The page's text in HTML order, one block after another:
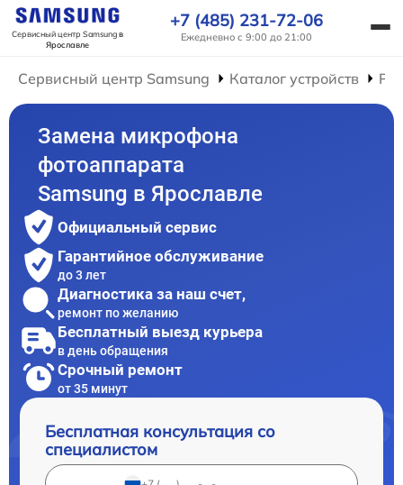
Сервисный центр Samsungв
Ярославле
+7 (485) 231-72-06
Ежедневно с 9:00 до 21:00
Сервисный центр Samsung Каталог устройств
Замена микрофона
фотоаппарата
Samsung в Ярославле
Официальный сервис
Гарантийное обслуживание
до 3 лет
Диагностика за наш счет,
ремонт по желанию
Бесплатный выезд курьера
в день обращения
Срочный ремонт
от 35 минут
Бесплатная консультация со
специалистом